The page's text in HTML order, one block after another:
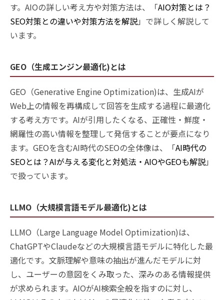
す。AIOの詳しい考え方や対策方法は、「AIO対策とは？
SEO対策との違いや対策方法を解説」で詳しく解説して
います。
GEO（生成エンジン最適化)とは
GEO（Generative Engine Optimization)は、生成AIが
Web上の情報を再構成して回答を生成する過程に最適化
する考え方です。AIが引用したくなる、正確性・鮮度・
網羅性の高い情報を整理して発信することが要点になり
ます。GEOを含むAI時代のSEOの全体像は、「AI時代の
SEOとは？AIが与える変化と対処法・AIOやGEOも解説」
で扱っています。
LLMO（大規模言語モデル最適化)とは
LLMO（Large Language Model Optimization)は、
ChatGPTやClaudeなどの大規模言語モデルに特化した最
適化です。文脈理解や意味の抽出が進んだモデルに対
し、ユーザーの意図をくみ取った、深みのある情報提供
が求められます。AIOがAI検索全般を指すのに対し、